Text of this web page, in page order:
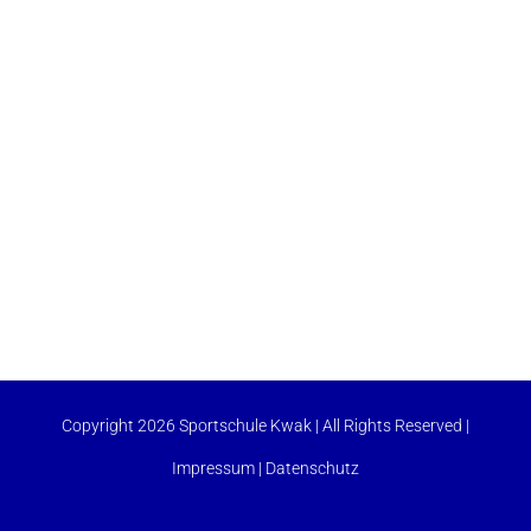
Copyright 2026 Sportschule Kwak | All Rights Reserved |
Impressum | Datenschutz